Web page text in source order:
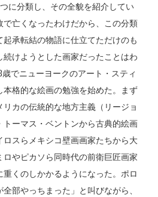
に分類し、その全貌を紹介してい
亡くなったわけだから、この分類
承転結の物語に仕立てただけのも
けようとした画家だったことはわ
でニューヨークのアート・スティ
格的な絵画の勉強を始めた。まず
カの伝統的な地方主義（リージョ
ーマス・ベントンから古典的絵画
スらメキシコ壁画画家たちから大
やピカソら同時代の前衛巨匠画家
くのしかかるようになった。ポロ
部やっちまった」と叫びながら、